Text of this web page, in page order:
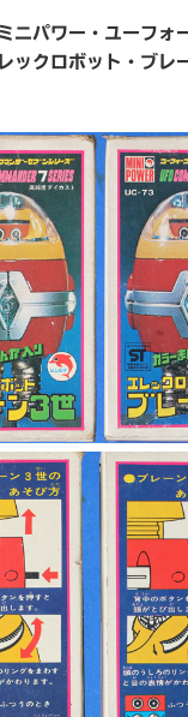
ニパワー・ユーフォ
ックロボット・ブレ